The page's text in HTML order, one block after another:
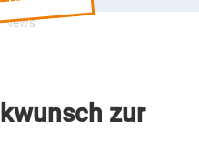
News
zur